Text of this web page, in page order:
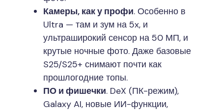
Камеры, как у профи. Особенно в
Ultra — там и зум на 5x, и
ультраширокий сенсор на 50 МП, и
крутые ночные фото. Даже базовые
S25/S25+ снимают почти как
прошлогодние топы.
ПО и фишечки. DeX (ПК-режим),
Galaxy AI, новые ИИ-функции,